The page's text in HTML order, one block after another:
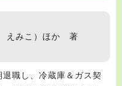
えみこ）ほか 著
職し、冷蔵庫＆ガス契